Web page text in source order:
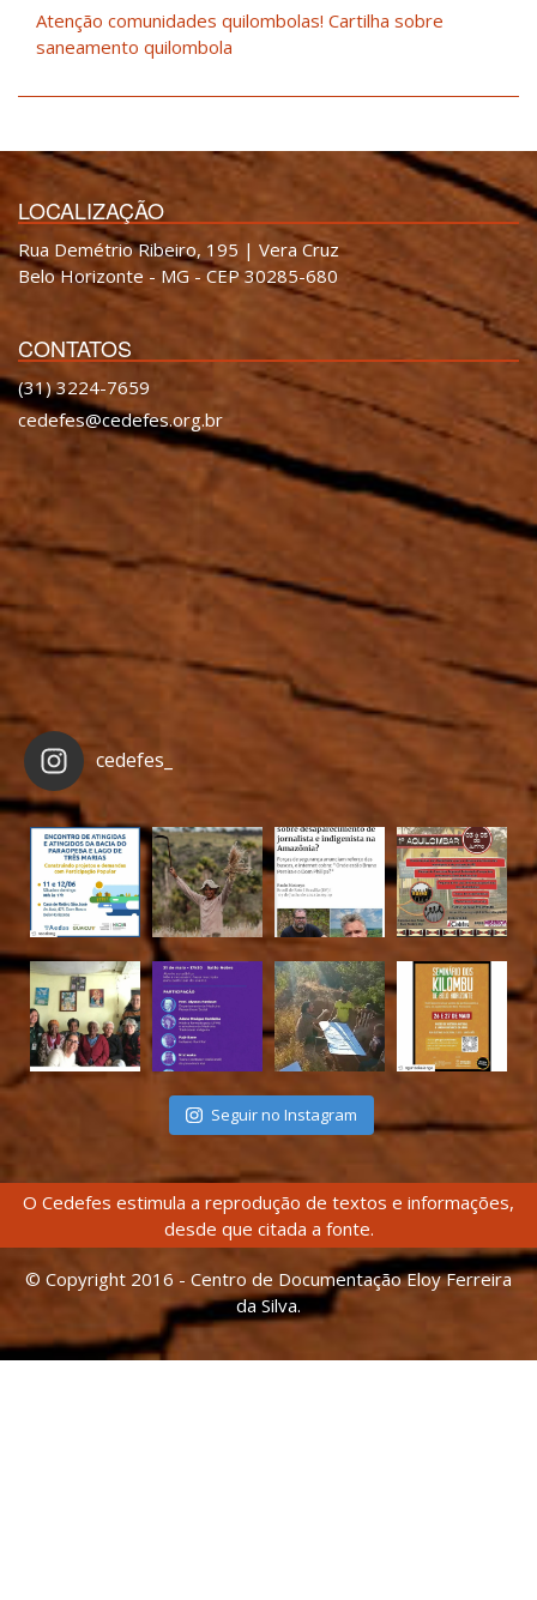
Atenção comunidades quilombolas! Cartilha sobre
saneamento quilombola
LOCALIZAÇÃO
Rua Demétrio Ribeiro, 195 | Vera Cruz
Belo Horizonte - MG - CEP 30285-680
CONTATOS
(31) 3224-7659
cedefes@cedefes.org.br
cedefes_
Seguir no Instagram
O Cedefes estimula a reprodução de textos e informações,
desde que citada a fonte.
© Copyright 2016 - Centro de Documentação Eloy Ferreira
da Silva.